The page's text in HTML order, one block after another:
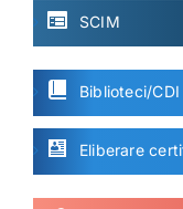
SCIM
Biblioteci/CDI
Eliberare